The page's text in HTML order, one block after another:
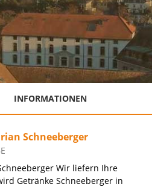
INFORMATIONEN
Schneeberger
Wir liefern Ihre
Getränke Schneeberger in